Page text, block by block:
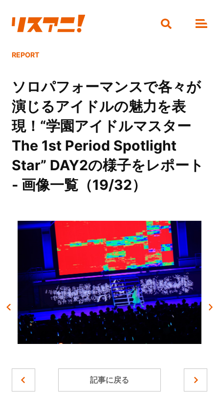
REPORT
ソロパフォーマンスで各々が
演じるアイドルの魅力を表
現！“学園アイドルマスター
The 1st Period Spotlight
Star” DAY2の様子をレポート
- 画像一覧（19/32）
記事に戻る